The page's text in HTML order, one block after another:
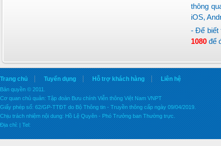
thông
iOS,
- Để biết
1080 để
Trang chủ Tuyển dụng Hỗ trợ khách hàng Liên hệ
Bản quyền © 2011.
Cơ quan chủ quản: Tập đoàn Bưu chính Viễn thông Việt Nam VNPT
Giấy phép số: 62/GP-TTĐT do Bộ Thông tin - Truyền thông cấp ngày 09/04/2019.
Chịu trách nhiệm nội dung: Hồ Lệ Quyên - Phó Trưởng ban Thường trực.
Địa chỉ: | Tel: